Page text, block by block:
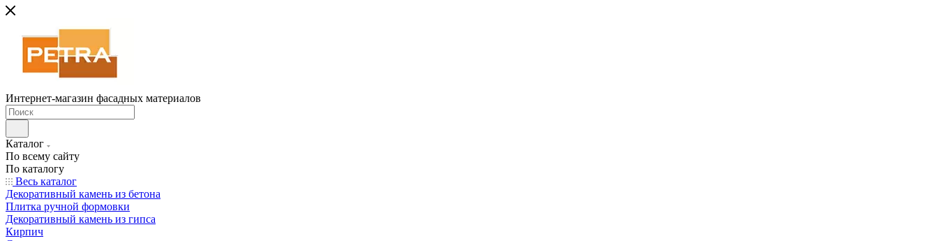
Интернет-магазин фасадных материалов
Каталог
По всему сайту
По каталогу
Весь каталог
Декоративный камень из бетона
Плитка ручной формовки
Декоративный камень из гипса
Кирпич